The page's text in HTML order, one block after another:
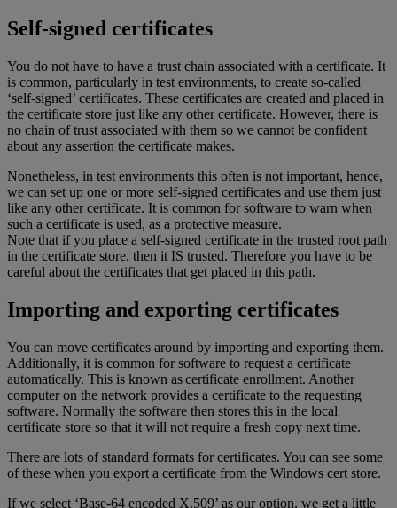
Self-signed certificates
You do not have to have a trust chain associated with a certificate. It
is common, particularly in test environments, to create so-called
‘self-signed’ certificates. These certificates are created and placed in
the certificate store just like any other certificate. However, there is
no chain of trust associated with them so we cannot be confident
about any assertion the certificate makes.
Nonetheless, in test environments this often is not important, hence,
we can set up one or more self-signed certificates and use them just
like any other certificate. It is common for software to warn when
such a certificate is used, as a protective measure.
Note that if you place a self-signed certificate in the trusted root path
in the certificate store, then it IS trusted. Therefore you have to be
careful about the certificates that get placed in this path.
Importing and exporting certificates
You can move certificates around by importing and exporting them.
Additionally, it is common for software to request a certificate
automatically. This is known as certificate enrollment. Another
computer on the network provides a certificate to the requesting
software. Normally the software then stores this in the local
certificate store so that it will not require a fresh copy next time.
There are lots of standard formats for certificates. You can see some
of these when you export a certificate from the Windows cert store.
If we select ‘Base-64 encoded X.509’ as our option, we get a little